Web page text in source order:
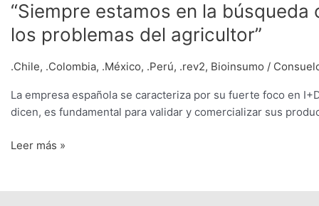
“Siempre estamos en la
los problemas del agricultor”
.Chile, .Colombia, .México, .Perú, .rev2, Bioinsumo /
La empresa española se caracteriza por su fuerte foco en
dicen, es fundamental para validar y comercializar sus
Leer más »